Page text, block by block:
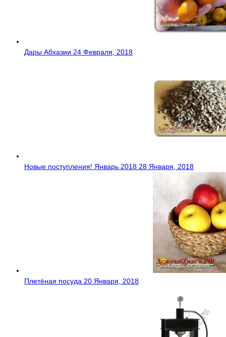
Дары Абхазии 24 Февраля, 2018
Новые поступления! Январь 2018 28 Января, 2018
Плетёная посуда 20 Января, 2018